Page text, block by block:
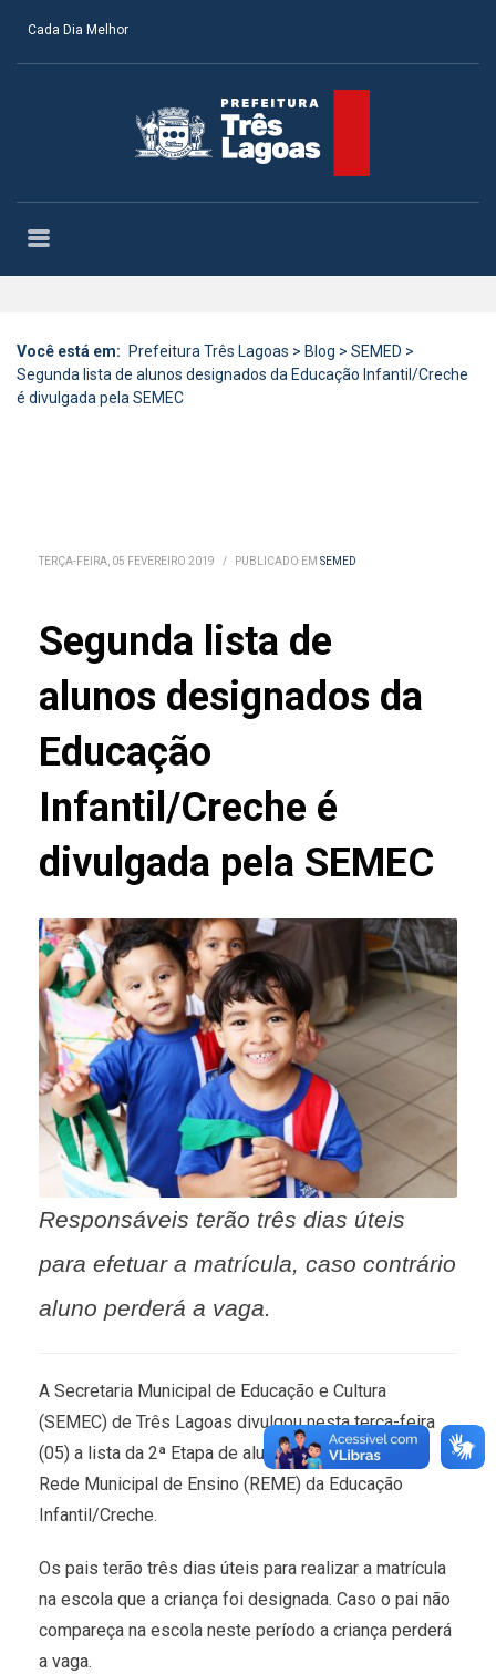
Cada Dia Melhor
Você está em: Prefeitura Três Lagoas > Blog > SEMED >
Segunda lista de alunos designados da Educação Infantil/Creche
é divulgada pela SEMEC
TERÇA-FEIRA, 05 FEVEREIRO 2019 / PUBLICADO EM SEMED
Segunda lista de
alunos designados da
Educação
Infantil/Creche é
divulgada pela SEMEC
Responsáveis terão três dias úteis
para efetuar a matrícula, caso contrário
aluno perderá a vaga.
A Secretaria Municipal de Educação e Cultura
(SEMEC) de Três Lagoas divulgou nesta terça-feira
(05) a lista da 2ª Etapa de alunos designados da
Rede Municipal de Ensino (REME) da Educação
Infantil/Creche.
Os pais terão três dias úteis para realizar a matrícula
na escola que a criança foi designada. Caso o pai não
compareça na escola neste período a criança perderá
a vaga.